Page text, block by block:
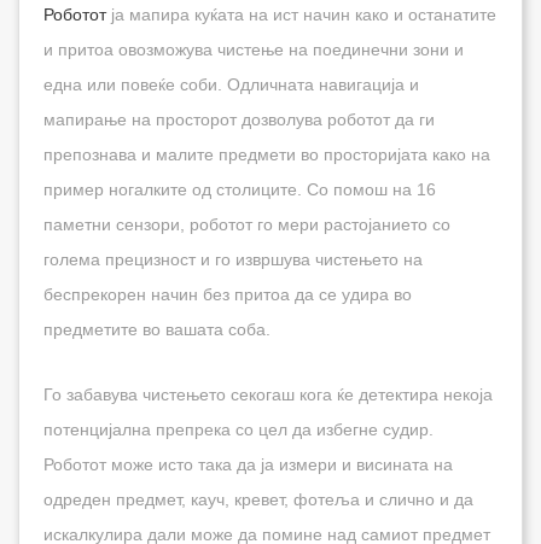
Робототја мапира куќата на ист начин како и останатите
и притоа овозможува чистење на поединечни зони и
една или повеќе соби. Одличната навигација и
мапирање на просторот дозволува роботот да ги
препознава и малите предмети во просторијата како на
пример ногалките од столиците. Со помош на 16
паметни сензори, роботот го мери растојанието со
голема прецизност и го извршува чистењето на
беспрекорен начин без притоа да се удира во
предметите во вашата соба.
Го забавува чистењето секогаш кога ќе детектира некоја
потенцијална препрека со цел да избегне судир.
Роботот може исто така да ја измери и висината на
одреден предмет, кауч, кревет, фотеља и слично и да
искалкулира дали може да помине над самиот предмет